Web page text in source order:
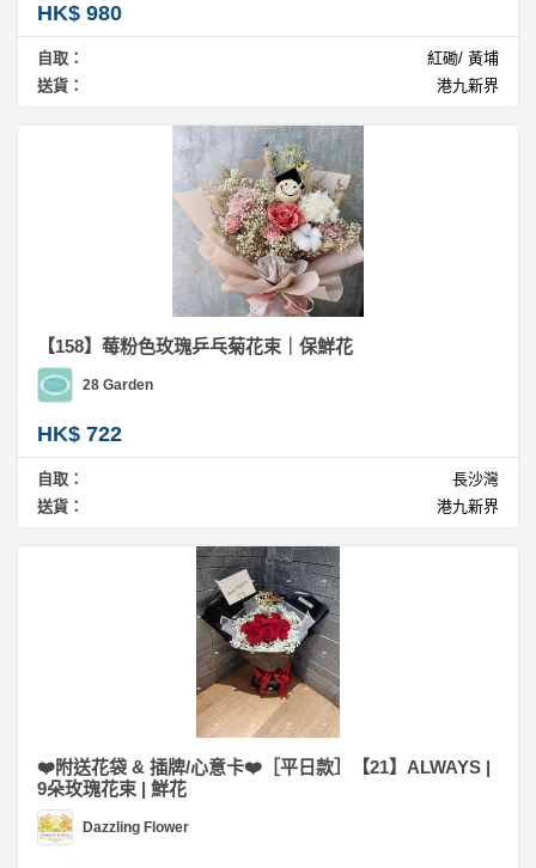
HK$ 980
自取：
紅磡/ 黃埔
送貨：
港九新界
【158】莓粉色玫瑰乒乓菊花束｜保鮮花
28 Garden
HK$ 722
自取：
長沙灣
送貨：
港九新界
❤️附送花袋 & 插牌/心意卡❤️［平日款］【21】ALWAYS |
9朵玫瑰花束 | 鮮花
Dazzling Flower